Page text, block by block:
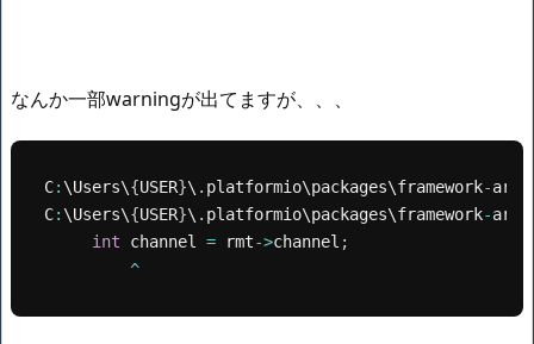
なんか一部warningが出てますが、、、
C: \Users\{USER}\ . platformio\packages\framework-
C: \Users\{USER}\ . platformio\packages\framework-
int channel = rmt->channel ;
^